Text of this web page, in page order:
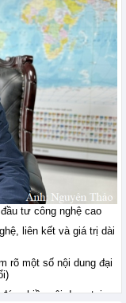
thế
mì
Hà
tư công nghệ cao
liên kết và giá trị dài
rõ một số nội dung đại
nhiều nội dung tại